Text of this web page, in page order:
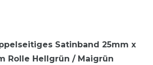
Satinband 25mm x
Rolle Hellgrün / Maigrün